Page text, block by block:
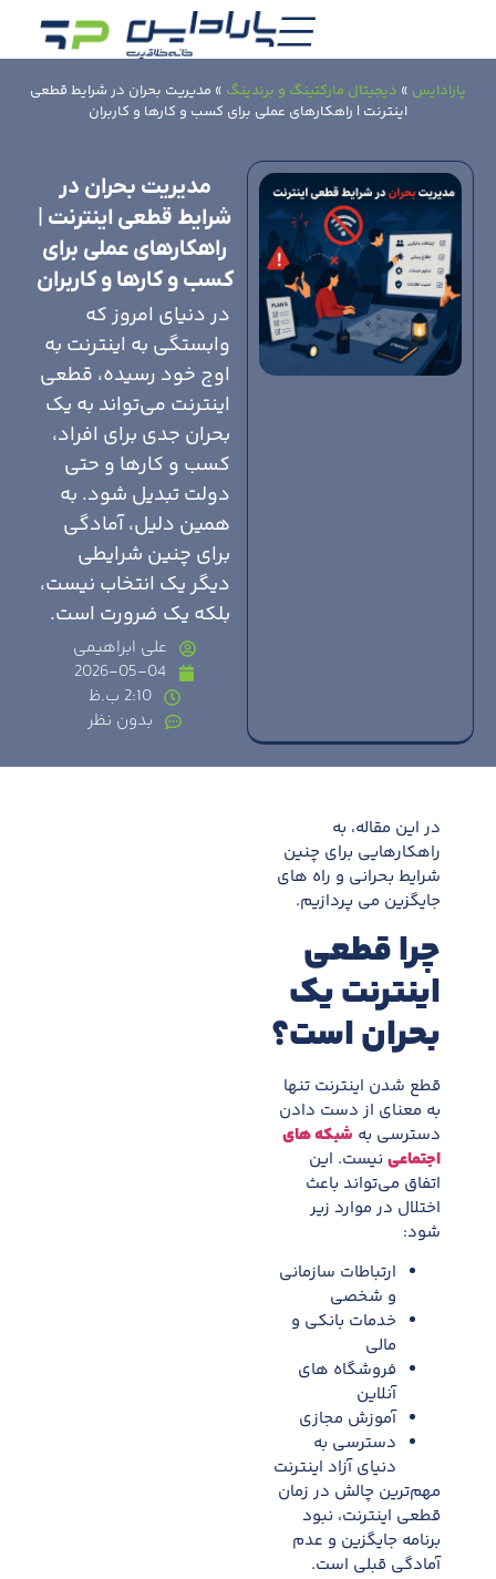
پارادایس » دیجیتال مارکتینگ و برندینگ » مدیریت بحران در شرایط قطعی
اینترنت | راهکارهای عملی برای کسب و کارها و کاربران
مدیریت بحران در
شرایط قطعی اینترنت |
راهکارهای عملی برای
کسب و کارها و کاربران
در دنيای امروز که
وابستگی به اینترنت به
اوج خود رسيده، قطعی
اینترنت می‌تواند به يک
بحران جدی برای افراد،
کسب و کارها و حتی
دولت تبديل شود. به
همین دلیل، آمادگی
برای چنين شرايطی
ديگر يک انتخاب نيست،
بلکه يک ضرورت است.
علی ابراهیمی
2026-05-04
2:10 ب.ظ
بدون نظر
در اين مقاله، به
راهکارهایی برای چنین
شرایط بحرانی و راه های
جایگزین می پردازیم.
چرا قطعی
اینترنت يک
بحران است؟
قطع شدن اینترنت تنها
به معنای از دست دادن
دسترسی به شبکه های
اجتماعی نيست. اين
اتفاق می‌تواند باعث
اختلال در موارد زير
شود:
ارتباطات سازمانی
و شخصی
خدمات بانکی و
مالی
فروشگاه های
آنلاين
آموزش مجازی
دسترسی به
دنیای آزاد اینترنت
مهم‌ترين چالش در زمان
قطعی اینترنت، نبود
برنامه جايگزين و عدم
آمادگی قبلی است.